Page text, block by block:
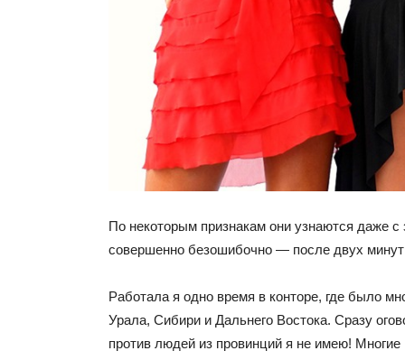
По некоторым признакам они узнаются даже с
совершенно безошибочно — после двух минут
Работала я одно время в конторе, где было
Урала, Сибири и Дальнего Востока. Сразу
против людей из провинций я не имею!